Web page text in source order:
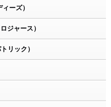
ーズ）
ジャース）
リック）